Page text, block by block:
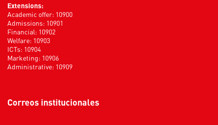
Extensions:
Academic offer: 10900
Admissions: 10901
Financial: 10902
Welfare: 10903
ICTs: 10904
Marketing: 10906
Administrative: 10909
Correos institucionales